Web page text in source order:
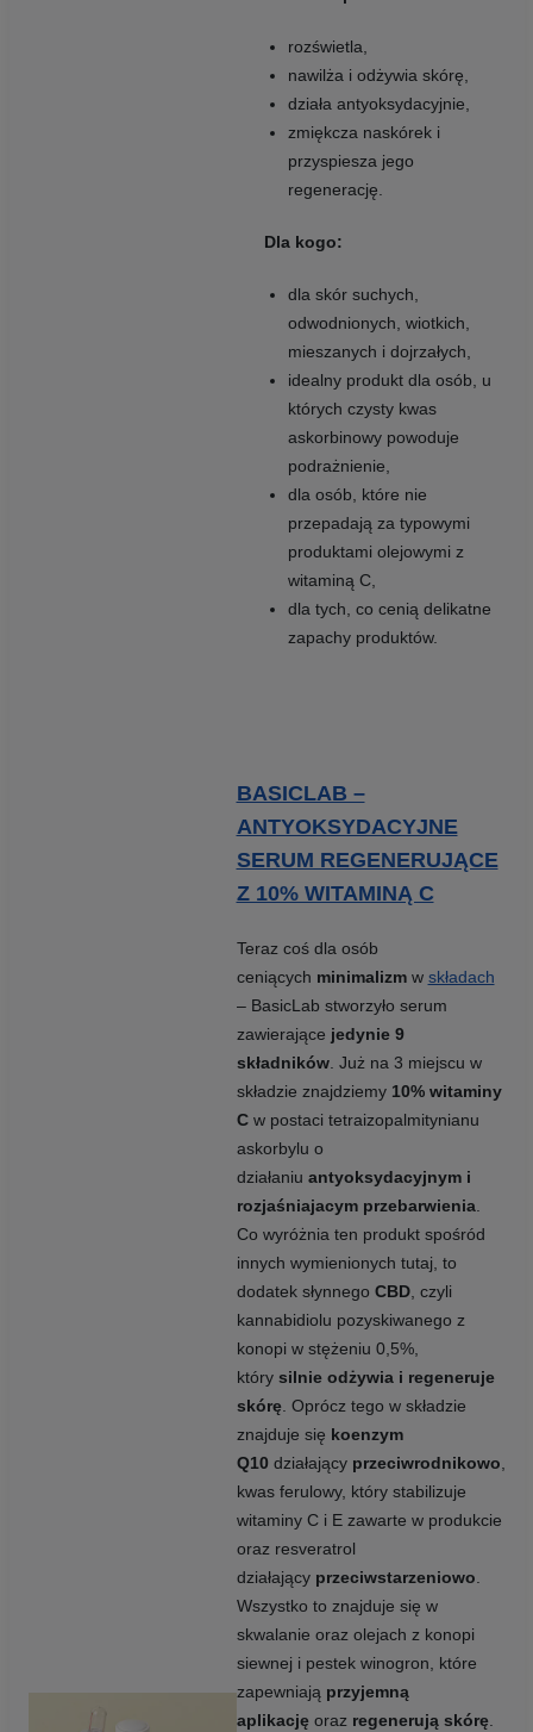
rozświetla,
nawilża i odżywia skórę,
działa antyoksydacyjnie,
zmiękcza naskórek i
przyspiesza jego
regenerację.
Dla kogo:
dla skór suchych,
odwodnionych, wiotkich,
mieszanych i dojrzałych,
idealny produkt dla osób, u
których czysty kwas
askorbinowy powoduje
podrażnienie,
dla osób, które nie
przepadają za typowymi
produktami olejowymi z
witaminą C,
dla tych, co cenią delikatne
zapachy produktów.
BASICLAB –
ANTYOKSYDACYJNE
SERUM REGENERUJĄCE
Z 10% WITAMINĄ C
Teraz coś dla osób
ceniących minimalizmw składach
– BasicLab stworzyło serum
zawierające jedynie 9
składników. Już na 3 miejscu w
składzie znajdziemy 10% witaminy
Cw postaci tetraizopalmitynianu
askorbylu o
działaniu antyoksydacyjnym i
rozjaśniajacym przebarwienia.
Co wyróżnia ten produkt spośród
innych wymienionych tutaj, to
dodatek słynnego CBD, czyli
kannabidiolu pozyskiwanego z
konopi w stężeniu 0,5%,
który silnie odżywia i regeneruje
skórę. Oprócz tego w składzie
znajduje się koenzym
Q10 działający przeciwrodnikowo,
kwas ferulowy, który stabilizuje
witaminy C i E zawarte w produkcie
oraz resveratrol
działający przeciwstarzeniowo.
Wszystko to znajduje się w
skwalanie oraz olejach z konopi
siewnej i pestek winogron, które
zapewniają przyjemną
aplikacjęoraz regenerują skórę.